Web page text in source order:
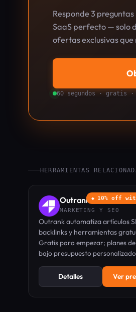
Responde 3
SaaS perfecto — solo
ofertas exclusivas
60 segundos · gratis
HERRAMIENTAS
10% off
Outrank ◆
MARKETING Y SEO
Outrank automatiza artículos
backlinks y herramientas
aumentar el tráfico orgánico y
que tu marca sea
Gratis para empezar; planes
bajo presupuesto personalizado
Detalles Ver